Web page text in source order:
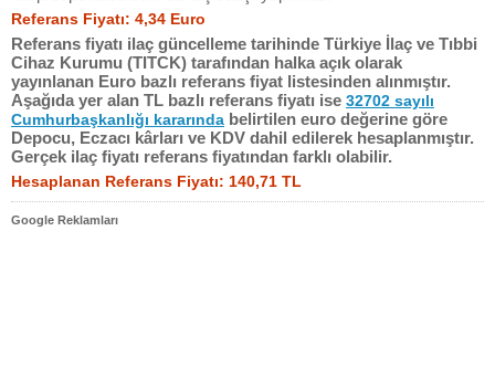
Referans Fiyatı: 4,34 Euro
Referans fiyatı ilaç güncelleme tarihinde Türkiye İlaç ve Tıbbi
Cihaz Kurumu (TITCK) tarafından halka açık olarak
yayınlanan Euro bazlı referans fiyat listesinden alınmıştır.
Aşağıda yer alan TL bazlı referans fiyatı ise 32702 sayılı
Cumhurbaşkanlığı kararında belirtilen euro değerine göre
Depocu, Eczacı kârları ve KDV dahil edilerek hesaplanmıştır.
Gerçek ilaç fiyatı referans fiyatından farklı olabilir.
Hesaplanan Referans Fiyatı: 140,71 TL
Google Reklamları